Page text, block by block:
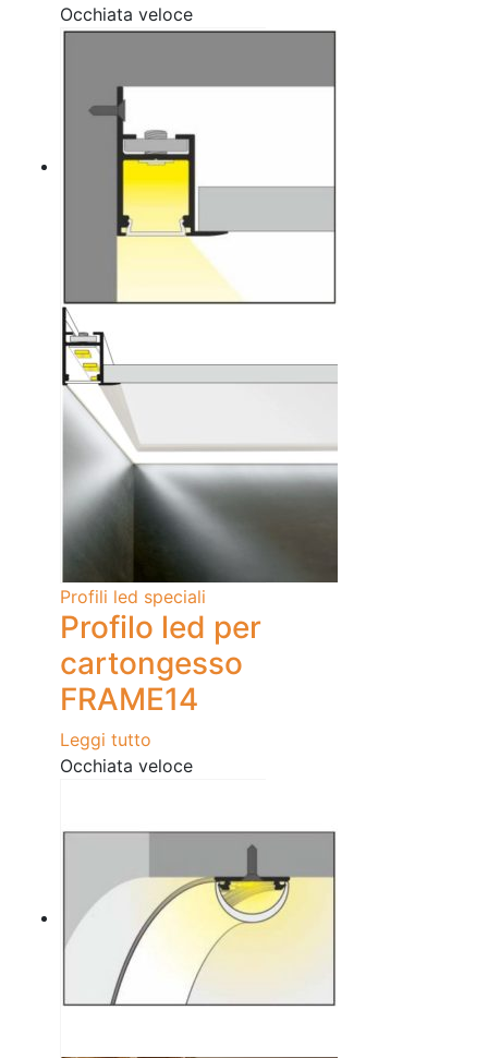
Occhiata veloce
Profili led speciali
Profilo led per
cartongesso
FRAME14
Leggi tutto
Occhiata veloce